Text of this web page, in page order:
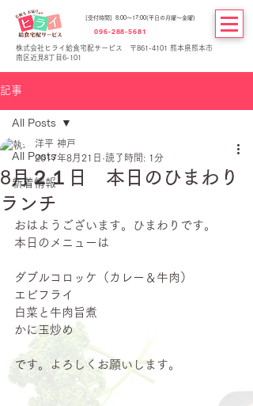
[受付時間] 8:00～17:00(平日の月曜～金曜)
096-288-5681
株式会社ヒライ給食宅配サービス 〒861-4101 熊本県熊本市
南区近見8丁目6-101
記事
All Posts
新着情報
All Posts
8月２１日 本日のひまわり
ランチ
洋平 神戸
2017年8月21日 読了時間: 1分
おはようございます。ひまわりです。
本日のメニューは
ダブルコロッケ（カレー＆牛肉）
エビフライ
白菜と牛肉旨煮
かに玉炒め
です。よろしくお願いします。